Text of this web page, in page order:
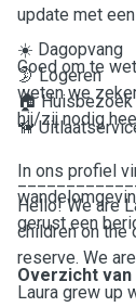
update met
Goed om te
weten we
hij/zij nodig
In ons profiel
gerust een
Overzicht
☀️ Dagopvang
🌛 Logeren
🏠 Huisbezoek
🦮
Hello! We are
children on the
reserve. We
Laura grew up